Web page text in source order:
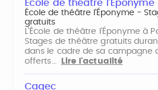
École de théâtre l'Éponyme
École de théâtre l'Éponyme -
gratuits
L'École de théâtre l'Éponyme à
Stages de théâtre gratuits
dans le cadre de sa campagne
offerts…
Lire l'actualité
Cagec